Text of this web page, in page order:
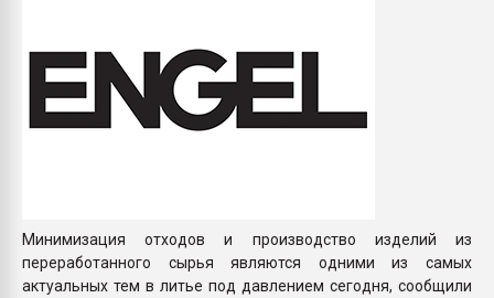
Минимизация отходов и производство изделий из
переработанного сырья являются одними из самых
актуальных тем в литье под давлением сегодня, сообщили